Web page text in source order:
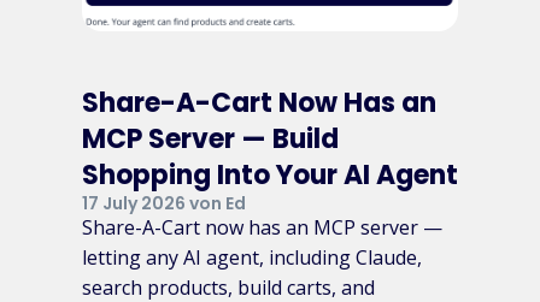
Share-A-Cart Now Has an
MCP Server — Build
Shopping Into Your AI Agent
17 July 2026 von Ed
Share-A-Cart now has an MCP server —
letting any AI agent, including Claude,
search products, build carts, and